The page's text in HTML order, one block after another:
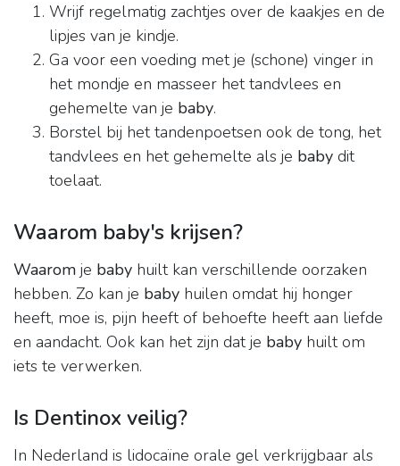
Wrijf regelmatig zachtjes over de kaakjes en de
lipjes van je kindje.
Ga voor een voeding met je (schone) vinger in
het mondje en masseer het tandvlees en
gehemelte van je baby.
Borstel bij het tandenpoetsen ook de tong, het
tandvlees en het gehemelte als je baby dit
toelaat.
Waarom baby's krijsen?
Waarom je baby huilt kan verschillende oorzaken
hebben. Zo kan je baby huilen omdat hij honger
heeft, moe is, pijn heeft of behoefte heeft aan liefde
en aandacht. Ook kan het zijn dat je baby huilt om
iets te verwerken.
Is Dentinox veilig?
In Nederland is lidocaïne orale gel verkrijgbaar als